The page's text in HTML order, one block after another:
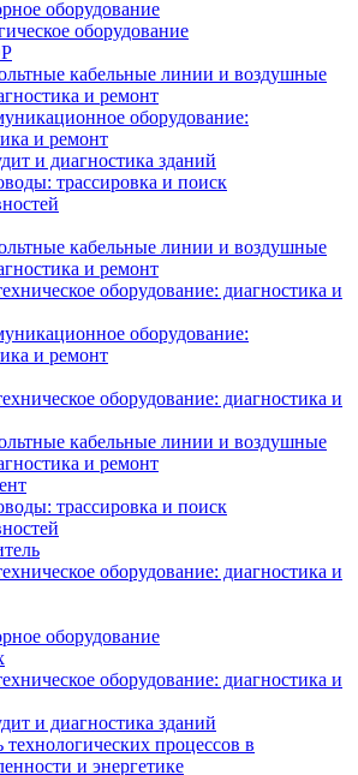
оборудование
оборудование
кабельные линии и воздушные
и ремонт
оборудование:
и ремонт
и диагностика зданий
трассировка и поиск
кабельные линии и воздушные
и ремонт
оборудование: диагностика и
оборудование:
и ремонт
оборудование: диагностика и
кабельные линии и воздушные
и ремонт
трассировка и поиск
оборудование: диагностика и
оборудование
оборудование: диагностика и
и диагностика зданий
технологических процессов в
и энергетике